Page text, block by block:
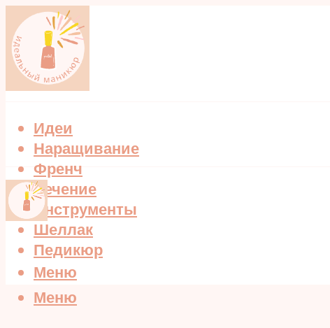
Идеи
Наращивание
Френч
Лечение
Инструменты
Шеллак
Педикюр
Меню
Меню